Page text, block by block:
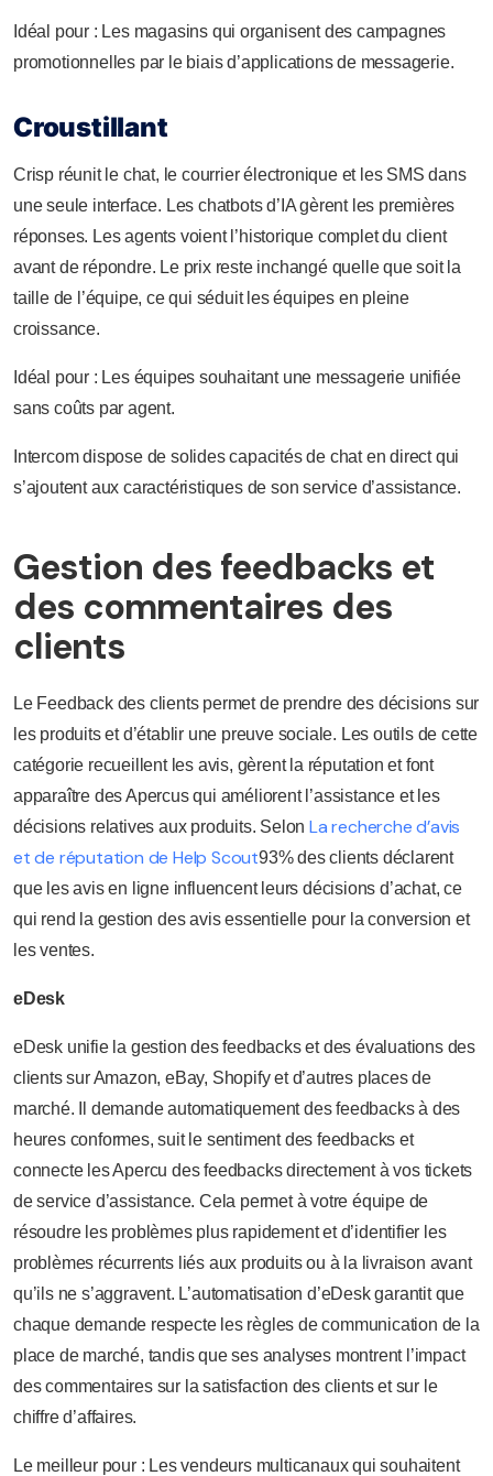
Idéal pour : Les magasins qui organisent des campagnes
promotionnelles par le biais d’applications de messagerie.
Croustillant
Crisp réunit le chat, le courrier électronique et les SMS dans
une seule interface. Les chatbots d’IA gèrent les premières
réponses. Les agents voient l’historique complet du client
avant de répondre. Le prix reste inchangé quelle que soit la
taille de l’équipe, ce qui séduit les équipes en pleine
croissance.
Idéal pour : Les équipes souhaitant une messagerie unifiée
sans coûts par agent.
Intercom dispose de solides capacités de chat en direct qui
s’ajoutent aux caractéristiques de son service d’assistance.
Gestion des feedbacks et
des commentaires des
clients
Le Feedback des clients permet de prendre des décisions sur
les produits et d’établir une preuve sociale. Les outils de cette
catégorie recueillent les avis, gèrent la réputation et font
apparaître des Apercus qui améliorent l’assistance et les
décisions relatives aux produits. Selon La recherche d’avis
et de réputation de Help Scout93% des clients déclarent
que les avis en ligne influencent leurs décisions d’achat, ce
qui rend la gestion des avis essentielle pour la conversion et
les ventes.
eDesk
eDesk unifie la gestion des feedbacks et des évaluations des
clients sur Amazon, eBay, Shopify et d’autres places de
marché. Il demande automatiquement des feedbacks à des
heures conformes, suit le sentiment des feedbacks et
connecte les Apercu des feedbacks directement à vos tickets
de service d’assistance. Cela permet à votre équipe de
résoudre les problèmes plus rapidement et d’identifier les
problèmes récurrents liés aux produits ou à la livraison avant
qu’ils ne s’aggravent. L’automatisation d’eDesk garantit que
chaque demande respecte les règles de communication de la
place de marché, tandis que ses analyses montrent l’impact
des commentaires sur la satisfaction des clients et sur le
chiffre d’affaires.
Le meilleur pour : Les vendeurs multicanaux qui souhaitent